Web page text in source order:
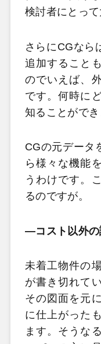
検討者にとって
さらにCGなら
追加すること
のでいえば、
です。何時に
知ることができ
CGの元データ
ら様々な機能
うわけです。
るのですが。
―コスト以外の
未着工物件の
が書き切れて
その図面を元
に仕上がった
ます。そうな